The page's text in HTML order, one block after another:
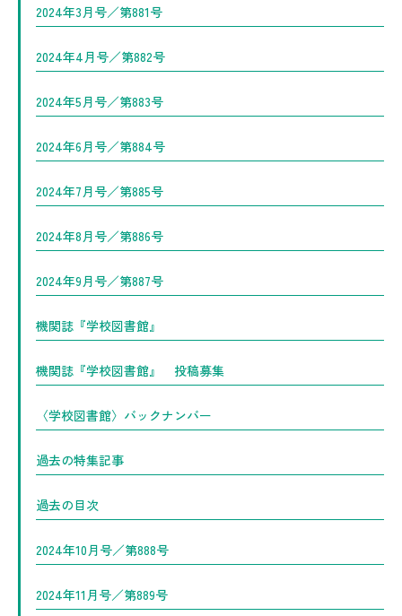
2024年3月号／第881号
2024年4月号／第882号
2024年5月号／第883号
2024年6月号／第884号
2024年7月号／第885号
2024年8月号／第886号
2024年9月号／第887号
機関誌『学校図書館』
機関誌『学校図書館』 投稿募集
〈学校図書館〉バックナンバー
過去の特集記事
過去の目次
2024年10月号／第888号
2024年11月号／第889号